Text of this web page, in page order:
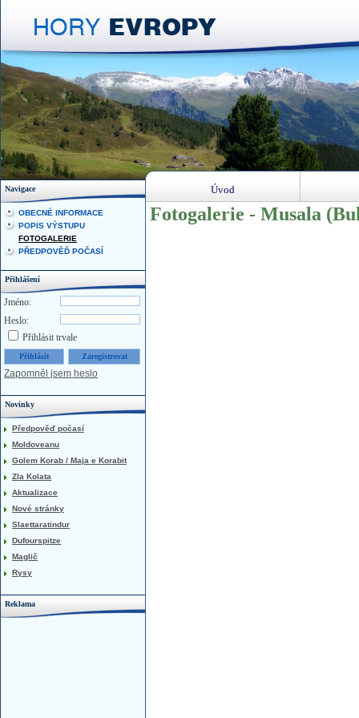
Fotogalerie - Musala
Navigace
OBECNÉ INFORMACE
POPIS VÝSTUPU
FOTOGALERIE
PŘEDPOVĚĎ POČASÍ
Přihlášení
Jméno:
Heslo:
Přihlásit trvale
Zapomněl jsem heslo
Novinky
Předpověď počasí
Moldoveanu
Golem Korab / Maja e Korabit
Zla Kolata
Aktualizace
Nové stránky
Slaettaratindur
Dufourspitze
Maglič
Rysy
Reklama
Úvod